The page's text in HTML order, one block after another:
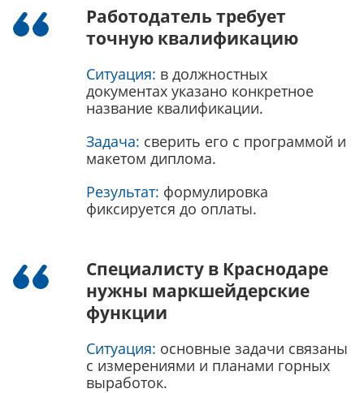
Работодатель требует
точную квалификацию
Ситуация: в должностных
документах указано конкретное
название квалификации.
Задача: сверить его с программой и
макетом диплома.
Результат: формулировка
фиксируется до оплаты.
Специалисту в Краснодаре
нужны маркшейдерские
функции
Ситуация: основные задачи связаны
с измерениями и планами горных
выработок.